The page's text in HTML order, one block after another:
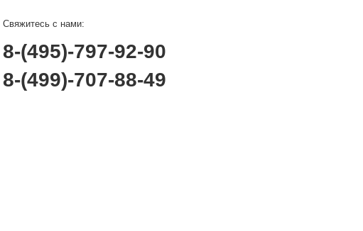
Свяжитесь с нами:
8-(495)-797-92-90
8-(499)-707-88-49